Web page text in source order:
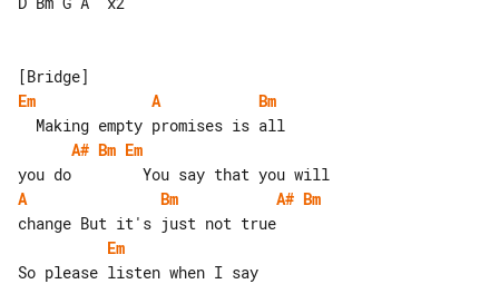
Em
A
Bm
A# Bm Em
A
Bm A# Bm
Em